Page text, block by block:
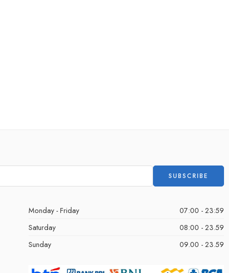
Monday - Friday
07:00 - 23:59
Saturday
08:00 - 23.59
Sunday
09.00 - 23.59